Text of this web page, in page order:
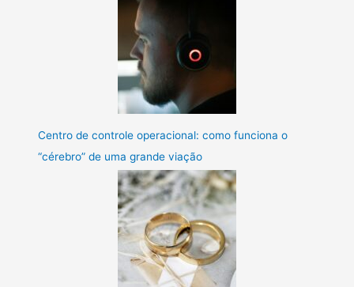
Centro de controle operacional: como funciona o
“cérebro” de uma grande viação